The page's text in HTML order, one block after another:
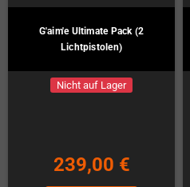
G'aim'e Ultimate Pack (2
Lichtpistolen)
Nicht auf Lager
239,00 €